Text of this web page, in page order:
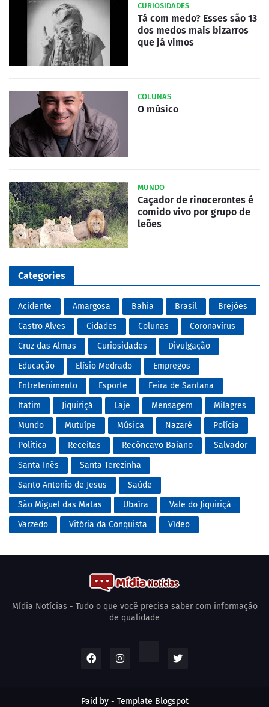
CURIOSIDADES
Tá com medo? Esses são 13
dos medos mais bizarros
que já vimos
COLUNAS
O músico
MUNDO
Caçador de rinocerontes é
comido vivo por grupo de
leões
Categories
Acidente Amargosa Bahia Brasil
Brejões
Castro Alves
Cidades Colunas
Coronavírus
Cruz das Almas
Curiosidades
Divulgação
Educação
Elísio Medrado
Empregos
Entretenimento
Esporte
Feira de Santana
Itatim
Jiquiriçá Laje Mensagem
Milagres
Mundo
Mutuípe Música Nazaré
Polícia
Política
Receitas Recôncavo Baiano
Salvador
Santa Inês
Santa Terezinha
Santo Antonio de Jesus
Saúde
São Miguel das Matas
Ubaíra
Vale do Jiquiriçá
Varzedo
Vitória da Conquista Vídeo
Mídia Notícias - Tudo o que você precisa saber com informação
de qualidade
Paid by - Template Blogspot